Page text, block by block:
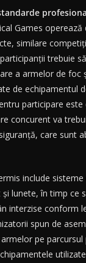
Games operează
similare
trebuie
a armelor de foc
de echipamentul
participare este
concurent va
care sunt
include
lunete, în timp ce
interzise conform
spun de
pe